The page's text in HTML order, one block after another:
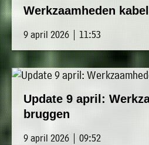
Werkzaamheden
9 april 2026 | 11:53
Update 9 april:
bruggen
9 april 2026 | 09:52